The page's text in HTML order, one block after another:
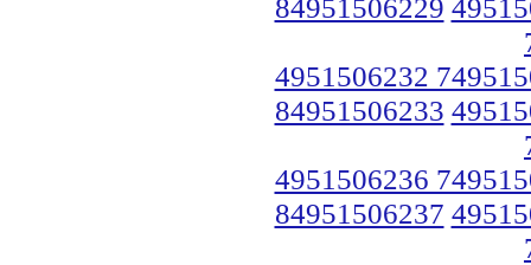
84951506229
4951506232
84951506233
4951506236
84951506237